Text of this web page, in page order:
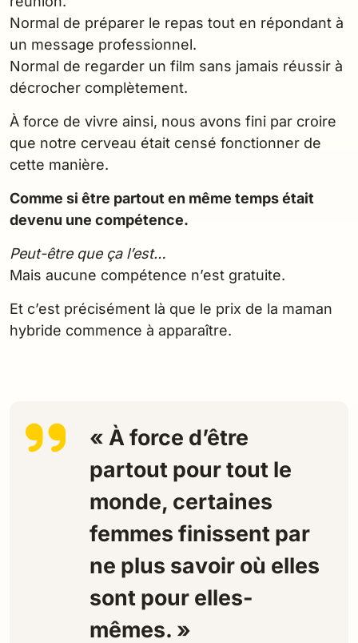
Normal de préparer le repas tout en répondant à
un message professionnel.
Normal de regarder un film sans jamais réussir à
décrocher complètement.
À force de vivre ainsi, nous avons fini par croire
que notre cerveau était censé fonctionner de
cette manière.
Comme si être partout en même temps était
devenu une compétence.
Peut-être que ça l’est…
Mais aucune compétence n’est gratuite.
Et c’est précisément là que le prix de la maman
hybride commence à apparaître.
« À force d’être
partout pour tout le
monde, certaines
femmes finissent par
ne plus savoir où elles
sont pour elles-
mêmes. »